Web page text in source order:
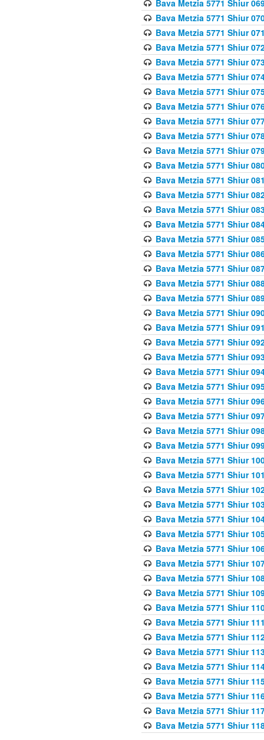
Bava Metzia 5771 Shiur
Bava Metzia 5771 Shiur
Bava Metzia 5771 Shiur
Bava Metzia 5771 Shiur
Bava Metzia 5771 Shiur
Bava Metzia 5771 Shiur
Bava Metzia 5771 Shiur
Bava Metzia 5771 Shiur
Bava Metzia 5771 Shiur
Bava Metzia 5771 Shiur
Bava Metzia 5771 Shiur
Bava Metzia 5771 Shiur
Bava Metzia 5771 Shiur
Bava Metzia 5771 Shiur
Bava Metzia 5771 Shiur
Bava Metzia 5771 Shiur
Bava Metzia 5771 Shiur
Bava Metzia 5771 Shiur
Bava Metzia 5771 Shiur
Bava Metzia 5771 Shiur
Bava Metzia 5771 Shiur
Bava Metzia 5771 Shiur
Bava Metzia 5771 Shiur
Bava Metzia 5771 Shiur
Bava Metzia 5771 Shiur
Bava Metzia 5771 Shiur
Bava Metzia 5771 Shiur
Bava Metzia 5771 Shiur
Bava Metzia 5771 Shiur
Bava Metzia 5771 Shiur
Bava Metzia 5771 Shiur
Bava Metzia 5771 Shiur
Bava Metzia 5771 Shiur
Bava Metzia 5771 Shiur
Bava Metzia 5771 Shiur
Bava Metzia 5771 Shiur
Bava Metzia 5771 Shiur
Bava Metzia 5771 Shiur
Bava Metzia 5771 Shiur
Bava Metzia 5771 Shiur
Bava Metzia 5771 Shiur
Bava Metzia 5771 Shiur
Bava Metzia 5771 Shiur
Bava Metzia 5771 Shiur
Bava Metzia 5771 Shiur
Bava Metzia 5771 Shiur
Bava Metzia 5771 Shiur
Bava Metzia 5771 Shiur
Bava Metzia 5771 Shiur
Bava Metzia 5771 Shiur